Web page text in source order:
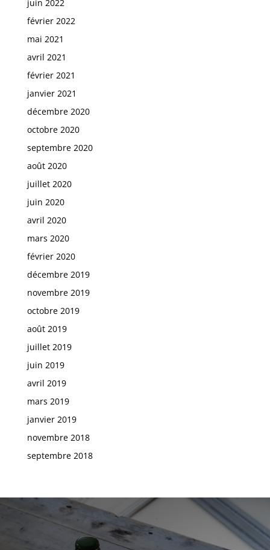
juin 2022
février 2022
mai 2021
avril 2021
février 2021
janvier 2021
décembre 2020
octobre 2020
septembre 2020
août 2020
juillet 2020
juin 2020
avril 2020
mars 2020
février 2020
décembre 2019
novembre 2019
octobre 2019
août 2019
juillet 2019
juin 2019
avril 2019
mars 2019
janvier 2019
novembre 2018
septembre 2018